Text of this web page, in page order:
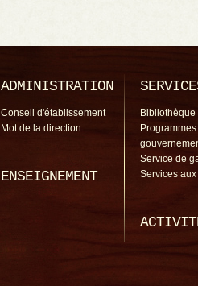
ADMINISTRATION
Conseil d'établissement
Mot de la direction
ENSEIGNEMENT
Bibliothèque
Programmes
Service de
Services